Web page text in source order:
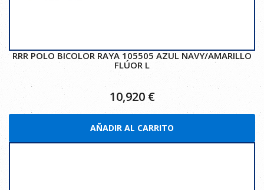
RRR POLO BICOLOR RAYA 105505 AZUL NAVY/AMARILLO
FLÚOR L
10,920 €
AÑADIR AL CARRITO